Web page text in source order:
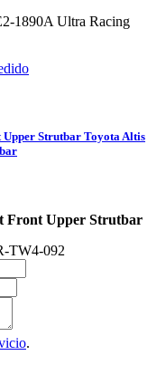
1890A Ultra Racing
Upper Strutbar Toyota Altis
Front Upper Strutbar
TW4-092
.